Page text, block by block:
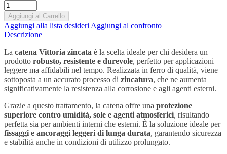
Aggiungi al Carrello
Aggiungi alla lista desideri Aggiungi al confronto
Descrizione
La catena Vittoria zincata è la scelta ideale per chi desidera un
prodotto robusto, resistente e durevole, perfetto per applicazioni
leggere ma affidabili nel tempo. Realizzata in ferro di qualità, viene
sottoposta a un accurato processo di zincatura, che ne aumenta
significativamente la resistenza alla corrosione e agli agenti esterni.
Grazie a questo trattamento, la catena offre una protezione
superiore contro umidità, sole e agenti atmosferici, risultando
perfetta sia per ambienti interni che esterni. È la soluzione ideale per
fissaggi e ancoraggi leggeri di lunga durata, garantendo sicurezza
e stabilità anche in condizioni di utilizzo prolungato.